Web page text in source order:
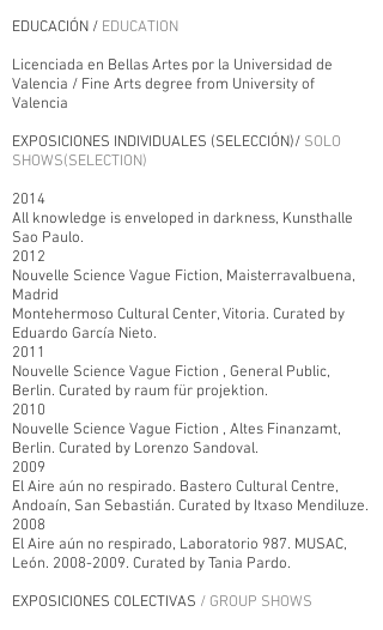
EDUCACIÓN / EDUCATION
Licenciada en Bellas Artes por la Universidad de
Valencia / Fine Arts degree from University of
Valencia
EXPOSICIONES INDIVIDUALES (SELECCIÓN)/ SOLO
SHOWS(SELECTION)
2014
All knowledge is enveloped in darkness, Kunsthalle
Sao Paulo.
2012
Nouvelle Science Vague Fiction, Maisterravalbuena,
Madrid
Montehermoso Cultural Center, Vitoria. Curated by
Eduardo García Nieto.
2011
Nouvelle Science Vague Fiction , General Public,
Berlin. Curated by raum für projektion.
2010
Nouvelle Science Vague Fiction , Altes Finanzamt,
Berlin. Curated by Lorenzo Sandoval.
2009
El Aire aún no respirado. Bastero Cultural Centre,
Andoaín, San Sebastián. Curated by Itxaso Mendiluze.
2008
El Aire aún no respirado, Laboratorio 987. MUSAC,
León. 2008-2009. Curated by Tania Pardo.
EXPOSICIONES COLECTIVAS / GROUP SHOWS